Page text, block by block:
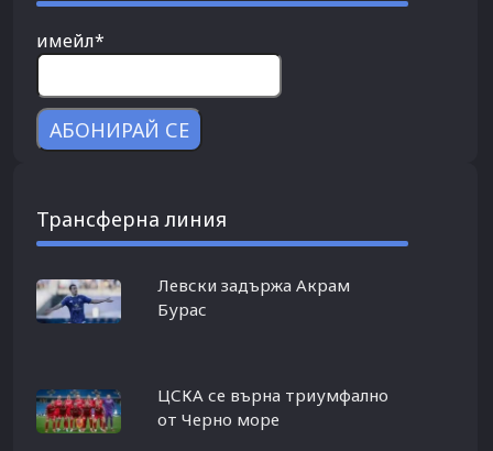
имейл*
Трансферна линия
Левски задържа Акрам
Бурас
ЦСКА се върна триумфално
от Черно море